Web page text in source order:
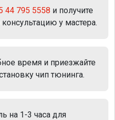
44 795 5558 и получите
у мастера.
время и приезжайте
чип тюнинга.
на 1-3 часа для